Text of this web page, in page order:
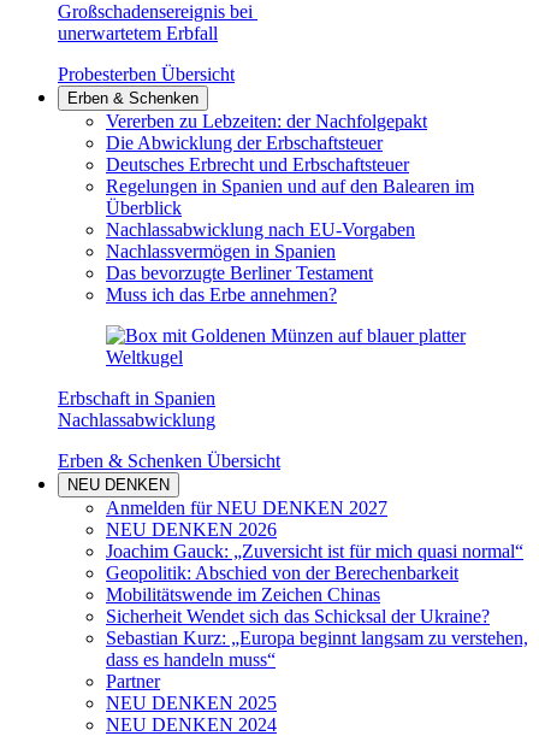
Großschadensereignis bei
unerwartetem Erbfall
Probesterben Übersicht
Erben & Schenken
Vererben zu Lebzeiten: der Nachfolgepakt
Die Abwicklung der Erbschaftsteuer
Deutsches Erbrecht und Erbschaftsteuer
Regelungen in Spanien und auf den Balearen im
Überblick
Nachlassabwicklung nach EU-Vorgaben
Nachlassvermögen in Spanien
Das bevorzugte Berliner Testament
Muss ich das Erbe annehmen?
Erbschaft in Spanien
Nachlassabwicklung
Erben & Schenken Übersicht
NEU DENKEN
Anmelden für NEU DENKEN 2027
NEU DENKEN 2026
Joachim Gauck: „Zuversicht ist für mich quasi normal“
Geopolitik: Abschied von der Berechenbarkeit
Mobilitätswende im Zeichen Chinas
Sicherheit Wendet sich das Schicksal der Ukraine?
Sebastian Kurz: „Europa beginnt langsam zu verstehen,
dass es handeln muss“
Partner
NEU DENKEN 2025
NEU DENKEN 2024